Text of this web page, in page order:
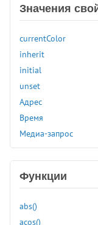
:target
@charset
@document
@font-face
@keyframes
@media
@page
@supports
Значения
currentColor
inherit
initial
unset
Адрес
Время
Медиа-запрос
Функции
abs()
acos()